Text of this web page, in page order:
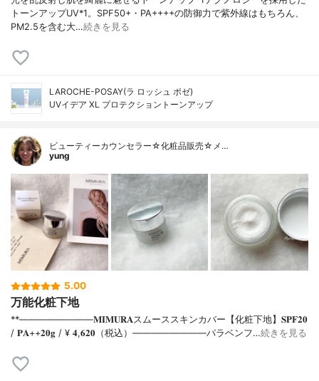
トーンアップUV*1。SPF50+・PA++++の防御力で紫外線はもちろん、
PM2.5を含む大…続きを見る
LAROCHE-POSAY(ラ ロッシュ ポゼ)
UVイデア XL プロテクショントーンアップ
ビューティーカウンセラー☆化粧品販売☆メ…
yung
5.00
万能化粧下地
**⁡⁡⁡————————⁡𝐌𝐈𝐌𝐔𝐑𝐀スムーススキンカバー【化粧下地】𝐒𝐏𝐅𝟐𝟎
/ 𝐏𝐀++⁡𝟐𝟎𝐠 / ¥ 𝟒,𝟔𝟐𝟎（税込）⁡————————パラベンフ…続きを見る